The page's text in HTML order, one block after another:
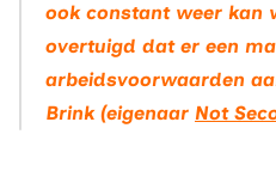
ook constant weer kan
overtuigd dat er een
arbeidsvoorwaarden
Brink (eigenaar Not